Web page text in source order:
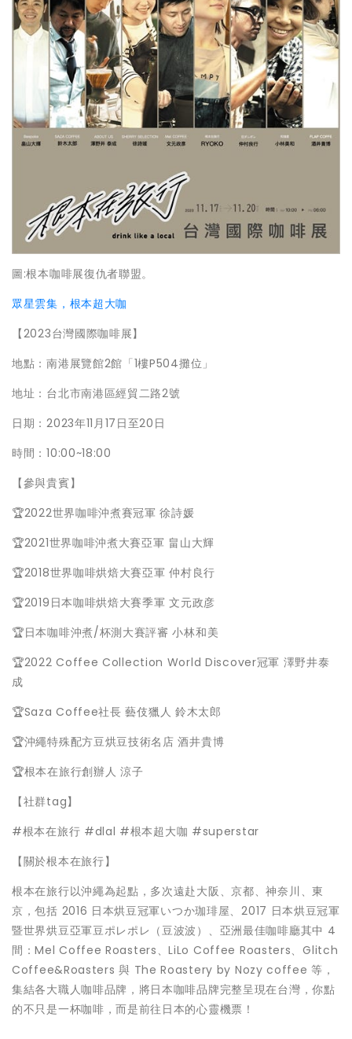
圖:根本咖啡展復仇者聯盟。
眾星雲集，根本超大咖
【2023台灣國際咖啡展】
地點：南港展覽館2館「1樓P504攤位」
地址：台北市南港區經貿二路2號
日期：2023年11月17日至20日
時間：10:00~18:00
【參與貴賓】
🏆2022世界咖啡沖煮賽冠軍 徐詩媛
🏆2021世界咖啡沖煮大賽亞軍 畠山大輝
🏆2018世界咖啡烘焙大賽亞軍 仲村良行
🏆2019日本咖啡烘焙大賽季軍 文元政彦
🏆日本咖啡沖煮/杯測大賽評審 小林和美
🏆2022 Coffee Collection World Discover冠軍 澤野井泰
成
🏆Saza Coffee社長 藝伎獵人 鈴木太郎
🏆沖繩特殊配方豆烘豆技術名店 酒井貴博
🏆根本在旅行創辦人 涼子
【社群tag】
#根本在旅行 #dlal #根本超大咖 #superstar
【關於根本在旅行】
根本在旅行以沖繩為起點，多次遠赴大阪、京都、神奈川、東
京，包括 2016 日本烘豆冠軍いつか珈琲屋、2017 日本烘豆冠軍
暨世界烘豆亞軍豆ポレポレ（豆波波）、亞洲最佳咖啡廳其中 4
間：Mel Coffee Roasters、LiLo Coffee Roasters、Glitch
Coffee&Roasters 與 The Roastery by Nozy coffee 等，
集結各大職人咖啡品牌，將日本咖啡品牌完整呈現在台灣，你點
的不只是一杯咖啡，而是前往日本的心靈機票！